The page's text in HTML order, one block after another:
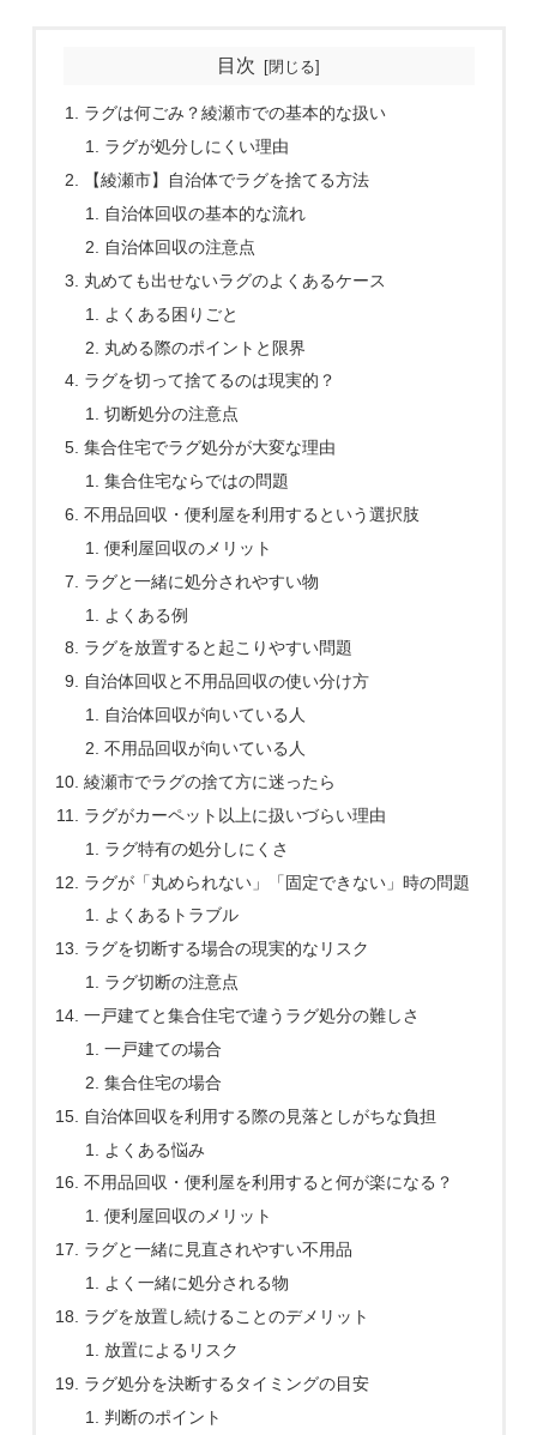
目次
ラグは何ごみ？綾瀬市での基本的な扱い
ラグが処分しにくい理由
【綾瀬市】自治体でラグを捨てる方法
自治体回収の基本的な流れ
自治体回収の注意点
丸めても出せないラグのよくあるケース
よくある困りごと
丸める際のポイントと限界
ラグを切って捨てるのは現実的？
切断処分の注意点
集合住宅でラグ処分が大変な理由
集合住宅ならではの問題
不用品回収・便利屋を利用するという選択肢
便利屋回収のメリット
ラグと一緒に処分されやすい物
よくある例
ラグを放置すると起こりやすい問題
自治体回収と不用品回収の使い分け方
自治体回収が向いている人
不用品回収が向いている人
綾瀬市でラグの捨て方に迷ったら
ラグがカーペット以上に扱いづらい理由
ラグ特有の処分しにくさ
ラグが「丸められない」「固定できない」時の問題
よくあるトラブル
ラグを切断する場合の現実的なリスク
ラグ切断の注意点
一戸建てと集合住宅で違うラグ処分の難しさ
一戸建ての場合
集合住宅の場合
自治体回収を利用する際の見落としがちな負担
よくある悩み
不用品回収・便利屋を利用すると何が楽になる？
便利屋回収のメリット
ラグと一緒に見直されやすい不用品
よく一緒に処分される物
ラグを放置し続けることのデメリット
放置によるリスク
ラグ処分を決断するタイミングの目安
判断のポイント